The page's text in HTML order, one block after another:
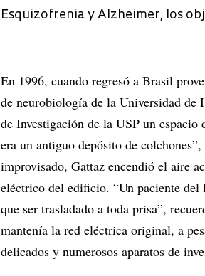
Esquizofrenia y Alzheimer, los
En 1996, cuando regresó a Brasil
de neurobiología de la Universidad
de Investigación de la USP un espacio
era un antiguo depósito de
improvisado, Gattaz encendió el aire
eléctrico del edificio. “Un paciente del
que ser trasladado a toda prisa”,
mantenía la red eléctrica original, a
delicados y numerosos aparatos de